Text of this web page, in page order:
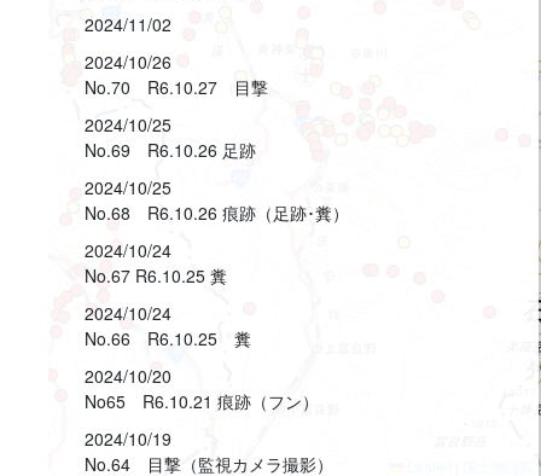
2024/11/02
2024/10/26
No.70 R6.10.27 目撃
2024/10/25
No.69 R6.10.26 足跡
2024/10/25
No.68 R6.10.26 痕跡（足跡･糞）
2024/10/24
No.67 R6.10.25 糞
2024/10/24
No.66 R6.10.25 糞
2024/10/20
No65 R6.10.21 痕跡（フン）
2024/10/19
No.64 目撃（監視カメラ撮影）